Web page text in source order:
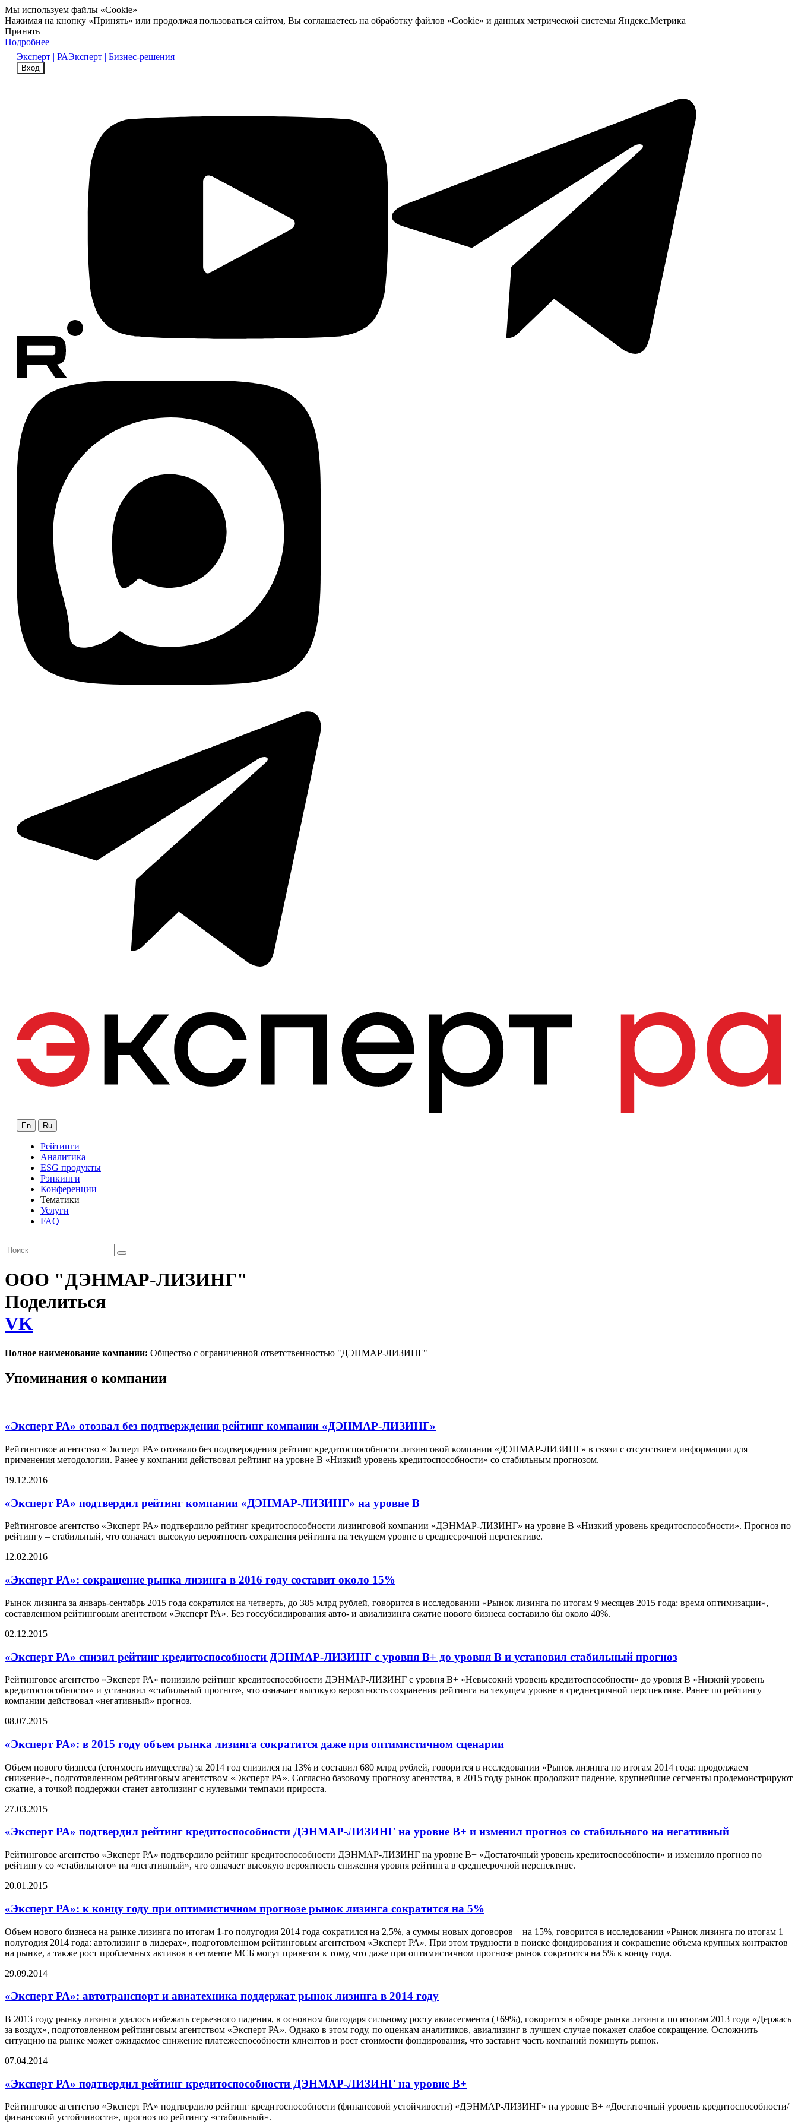
Мы используем файлы «Cookie»
Нажимая на кнопку «Принять» или продолжая пользоваться сайтом, Вы соглашаетесь на обработку файлов «Cookie» и данных метрической системы Яндекс.Метрика
Принять
Подробнее
Эксперт | РАЭксперт | Бизнес-решения
Вход
En Ru
Рейтинги
Аналитика
ESG продукты
Рэнкинги
Конференции
Тематики
Услуги
FAQ
ООО "ДЭНМАР-ЛИЗИНГ"
Поделиться
VK
Полное наименование компании: Общество с ограниченной ответственностью "ДЭНМАР-ЛИЗИНГ"
Упоминания о компании
«Эксперт РА» отозвал без подтверждения рейтинг компании «ДЭНМАР-ЛИЗИНГ»
Рейтинговое агентство «Эксперт РА» отозвало без подтверждения рейтинг кредитоспособности лизинговой компании «ДЭНМАР-ЛИЗИНГ» в связи с отсутствием информации для
применения методологии. Ранее у компании действовал рейтинг на уровне В «Низкий уровень кредитоспособности» со стабильным прогнозом.
19.12.2016
«Эксперт РА» подтвердил рейтинг компании «ДЭНМАР-ЛИЗИНГ» на уровне В
Рейтинговое агентство «Эксперт РА» подтвердило рейтинг кредитоспособности лизинговой компании «ДЭНМАР-ЛИЗИНГ» на уровне В «Низкий уровень кредитоспособности». Прогноз по
рейтингу – стабильный, что означает высокую вероятность сохранения рейтинга на текущем уровне в среднесрочной перспективе.
12.02.2016
«Эксперт РА»: сокращение рынка лизинга в 2016 году составит около 15%
Рынок лизинга за январь-сентябрь 2015 года сократился на четверть, до 385 млрд рублей, говорится в исследовании «Рынок лизинга по итогам 9 месяцев 2015 года: время оптимизации»,
составленном рейтинговым агентством «Эксперт РА». Без госсубсидирования авто- и авиализинга сжатие нового бизнеса составило бы около 40%.
02.12.2015
«Эксперт РА» снизил рейтинг кредитоспособности ДЭНМАР-ЛИЗИНГ с уровня B+ до уровня B и установил стабильный прогноз
Рейтинговое агентство «Эксперт РА» понизило рейтинг кредитоспособности ДЭНМАР-ЛИЗИНГ с уровня B+ «Невысокий уровень кредитоспособности» до уровня B «Низкий уровень
кредитоспособности» и установил «стабильный прогноз», что означает высокую вероятность сохранения рейтинга на текущем уровне в среднесрочной перспективе. Ранее по рейтингу
компании действовал «негативный» прогноз.
08.07.2015
«Эксперт РА»: в 2015 году объем рынка лизинга сократится даже при оптимистичном сценарии
Объем нового бизнеса (стоимость имущества) за 2014 год снизился на 13% и составил 680 млрд рублей, говорится в исследовании «Рынок лизинга по итогам 2014 года: продолжаем
снижение», подготовленном рейтинговым агентством «Эксперт РА». Согласно базовому прогнозу агентства, в 2015 году рынок продолжит падение, крупнейшие сегменты продемонстрируют
сжатие, а точкой поддержки станет автолизинг с нулевыми темпами прироста.
27.03.2015
«Эксперт РА» подтвердил рейтинг кредитоспособности ДЭНМАР-ЛИЗИНГ на уровне B+ и изменил прогноз со стабильного на негативный
Рейтинговое агентство «Эксперт РА» подтвердило рейтинг кредитоспособности ДЭНМАР-ЛИЗИНГ на уровне B+ «Достаточный уровень кредитоспособности» и изменило прогноз по
рейтингу со «стабильного» на «негативный», что означает высокую вероятность снижения уровня рейтинга в среднесрочной перспективе.
20.01.2015
«Эксперт РА»: к концу году при оптимистичном прогнозе рынок лизинга сократится на 5%
Объем нового бизнеса на рынке лизинга по итогам 1-го полугодия 2014 года сократился на 2,5%, а суммы новых договоров – на 15%, говорится в исследовании «Рынок лизинга по итогам 1
полугодия 2014 года: автолизинг в лидерах», подготовленном рейтинговым агентством «Эксперт РА». При этом трудности в поиске фондирования и сокращение объема крупных контрактов
на рынке, а также рост проблемных активов в сегменте МСБ могут привезти к тому, что даже при оптимистичном прогнозе рынок сократится на 5% к концу года.
29.09.2014
«Эксперт РА»: автотранспорт и авиатехника поддержат рынок лизинга в 2014 году
В 2013 году рынку лизинга удалось избежать серьезного падения, в основном благодаря сильному росту авиасегмента (+69%), говорится в обзоре рынка лизинга по итогам 2013 года «Держась
за воздух», подготовленном рейтинговым агентством «Эксперт РА». Однако в этом году, по оценкам аналитиков, авиализинг в лучшем случае покажет слабое сокращение. Осложнить
ситуацию на рынке может ожидаемое снижение платежеспособности клиентов и рост стоимости фондирования, что заставит часть компаний покинуть рынок.
07.04.2014
«Эксперт РА» подтвердил рейтинг кредитоспособности ДЭНМАР-ЛИЗИНГ на уровне B+
Рейтинговое агентство «Эксперт РА» подтвердило рейтинг кредитоспособности (финансовой устойчивости) «ДЭНМАР-ЛИЗИНГ» на уровне B+ «Достаточный уровень кредитоспособности/
финансовой устойчивости», прогноз по рейтингу «стабильный».